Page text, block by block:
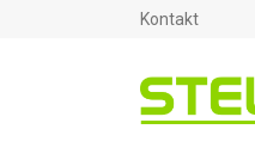
Kontakt